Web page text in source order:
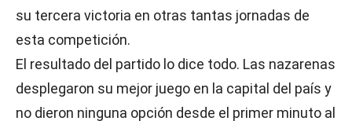
su tercera victoria en otras tantas jornadas de
esta competición.
El resultado del partido lo dice todo. Las nazarenas
desplegaron su mejor juego en la capital del país y
no dieron ninguna opción desde el primer minuto al